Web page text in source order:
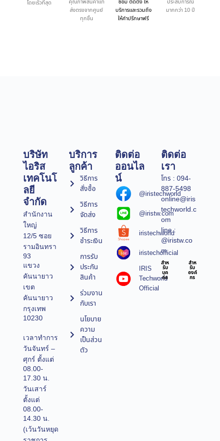
โดยเร็วที่สุด
ส่งตรงจากศูนย์
ทุกชิ้น
บริการและรวมถึง
ให้คำปรึกษาฟรี
มากกว่า 10 ปี
บริษัท
ไอริส
เทคโนโ
ลยี
จำกัด
สำนักงาน
ใหญ่
12/5 ซอย
รามอินทรา
93
แขวง
คันนายาว
เขต
คันนายาว
กรุงเทพ
10230
เวลาทำการ
วันจันทร์ –
ศุกร์ ตั้งแต่
08.00-
17.30 น.
วันเสาร์
ตั้งแต่
08.00-
14.30 น.
(เว้นวันหยุด
บริการ
ลูกค้า
วิธีการ
สั่งซื้อ
วิธีการ
จัดส่ง
วิธีการ
ชำระเงิน
การรับ
ประกัน
สินค้า
ร่วมงาน
กับเรา
นโยบาย
ความ
เป็นส่วน
ตัว
ติดต่อ
ออนไล
น์
@iristechworld
@iristw.com
iristechworld
iristechofficial
IRIS
Techworld
Official
ติดต่อ
เรา
โทร : 094-
887-5498
online@iris
techworld.c
om
line :
@iristw.co
m
สำห
รับ
บุค
คล
สำห
รับ
องค์
กร